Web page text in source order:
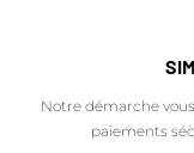
Notre démarche
paiements